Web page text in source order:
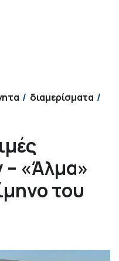
διαμερίσματα
– «Άλμα»
του